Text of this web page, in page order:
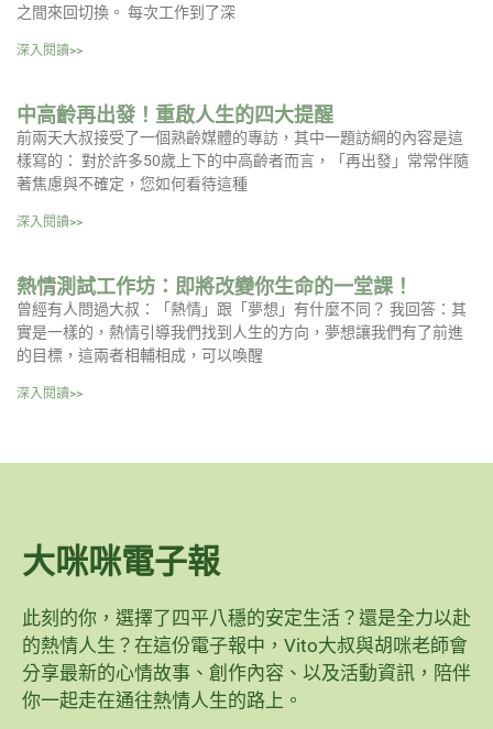
之間來回切換。 每次工作到了深
深入閱讀>>
中高齡再出發！重啟人生的四大提醒
前兩天大叔接受了一個熟齡媒體的專訪，其中一題訪綱的內容是這
樣寫的： 對於許多50歲上下的中高齡者而言，「再出發」常常伴隨
著焦慮與不確定，您如何看待這種
深入閱讀>>
熱情測試工作坊：即將改變你生命的一堂課！
曾經有人問過大叔：「熱情」跟「夢想」有什麼不同？ 我回答：其
實是一樣的，熱情引導我們找到人生的方向，夢想讓我們有了前進
的目標，這兩者相輔相成，可以喚醒
深入閱讀>>
大咪咪電子報
此刻的你，選擇了四平八穩的安定生活？還是全力以赴
的熱情人生？在這份電子報中，Vito大叔與胡咪老師會
分享最新的心情故事、創作內容、以及活動資訊，陪伴
你一起走在通往熱情人生的路上。